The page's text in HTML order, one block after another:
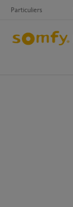
Particuliers